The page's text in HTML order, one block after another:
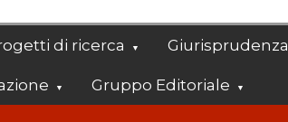
di ricerca Giurisprudenza
Gruppo Editoriale